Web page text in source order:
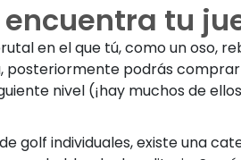
tu
en el que tú, como un oso,
podrás
nivel (¡hay muchos de
golf individuales, existe una